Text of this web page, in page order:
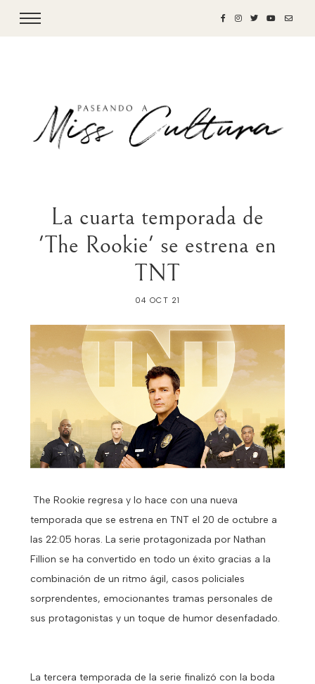
La cuarta temporada de
'The Rookie' se estrena en
TNT
04 OCT 21
The Rookie regresa y lo hace con una nueva
temporada que se estrena en TNT el 20 de octubre a
las 22:05 horas. La serie protagonizada por Nathan
Fillion se ha convertido en todo un éxito gracias a la
combinación de un ritmo ágil, casos policiales
sorprendentes, emocionantes tramas personales de
sus protagonistas y un toque de humor desenfadado.
La tercera temporada de la serie finalizó con la boda